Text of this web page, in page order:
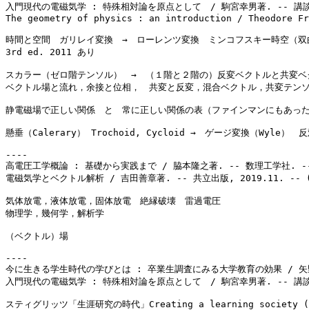
入門現代の電磁気学 : 特殊相対論を原点として　/ 駒宮幸男著. --
The geometry of physics : an introduction /
時間と空間　ガリレイ変換　→　ローレンツ変換　ミンコフスキー時空（
3rd ed. 2011 あり
スカラー（ゼロ階テンソル）　→　（１階と２階の）反変ベクトルと共変
ベクトル場と流れ，余接と位相，　共変と反変，混合ベクトル，共変テ
静電磁場で正しい関係　と　常に正しい関係の表（ファインマンにもあっ
懸垂（Calerary） Trochoid, Cycloid →　ゲージ変換（Wyle）　反対
高電圧工学概論 : 基礎から実践まで / 脇本隆之著. -- 数理工学社.
電磁気学とベクトル解析 / 吉田善章著. -- 共立出版, 2019.11.
気体放電，液体放電，固体放電　絶縁破壊　雷過電圧
物理学，幾何学，解析学
（ベクトル）場
今に生きる学生時代の学びとは : 卒業生調査にみる大学教育の
入門現代の電磁気学 : 特殊相対論を原点として　/ 駒宮幸男著. --
スティグリッツ「生涯研究の時代」Creating a learning society